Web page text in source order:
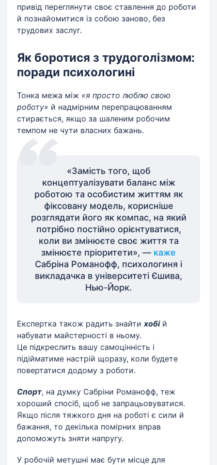
привід переглянути своє ставлення до роботи
й познайомитися із собою заново, без
трудових заслуг.
Як боротися з трудоголізмом:
поради психологині
Тонка межа між «я просто люблю свою
роботу» й надмірним перепрацюванням
стирається, якщо за шаленим робочим
темпом не чути власних бажань.
«Замість того, щоб
концептуалізувати баланс між
роботою та особистим життям як
фіксовану модель, корисніше
розглядати його як компас, на який
потрібно постійно орієнтуватися,
коли ви змінюєте своє життя та
змінюєте пріоритети», — каже
Сабріна Романофф, психологиня і
викладачка в університеті Єшива,
Нью-Йорк.
Експертка також радить знайти хобій
набувати майстерності в ньому.
Це підкреслить вашу самоцінність і
підійматиме настрій щоразу, коли будете
повертатися додому з роботи.
Спорт, на думку Сабріни Романофф, теж
хороший спосіб, щоб не запрацьовуватися.
Якщо після тяжкого дня на роботі є сили й
бажання, то декілька помірних вправ
допоможуть зняти напругу.
У робочій метушні має бути місце для